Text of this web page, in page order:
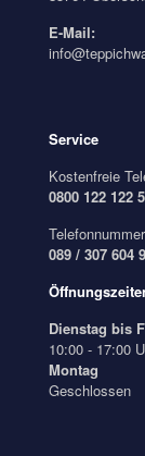
E-Mail:
Service
Kostenfreie
0800 122 122 5
Telefonnummer
089 / 307 604
Dienstag bis
10:00 - 17:00
Montag
Geschlossen